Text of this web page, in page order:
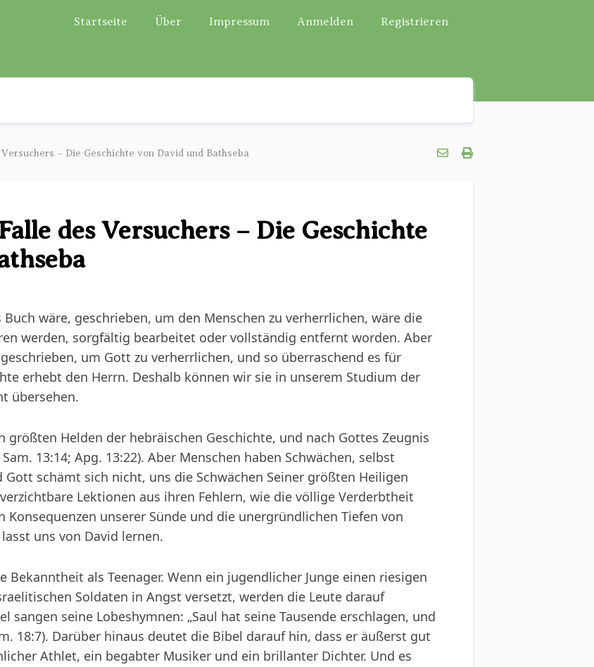
Startseite Über Impressum Anmelden Registrieren
– Die Geschichte von David und Bathseba
des Versuchers – Die Geschichte
wäre, geschrieben, um den Menschen zu verherrlichen, wäre die
werden, sorgfältig bearbeitet oder vollständig entfernt worden. Aber
um Gott zu verherrlichen, und so überraschend es für
erhebt den Herrn. Deshalb können wir sie in unserem Studium der
übersehen.
größten Helden der hebräischen Geschichte, und nach Gottes Zeugnis
13:14; Apg. 13:22). Aber Menschen haben Schwächen, selbst
Gott schämt sich nicht, uns die Schwächen Seiner größten Heiligen
Lektionen aus ihren Fehlern, wie die völlige Verderbtheit
Konsequenzen unserer Sünde und die unergründlichen Tiefen von
uns von David lernen.
als Teenager. Wenn ein jugendlicher Junge einen riesigen
Soldaten in Angst versetzt, werden die Leute darauf
sangen seine Lobeshymnen: „Saul hat seine Tausende erschlagen, und
18:7). Darüber hinaus deutet die Bibel darauf hin, dass er äußerst gut
Athlet, ein begabter Musiker und ein brillanter Dichter. Und es